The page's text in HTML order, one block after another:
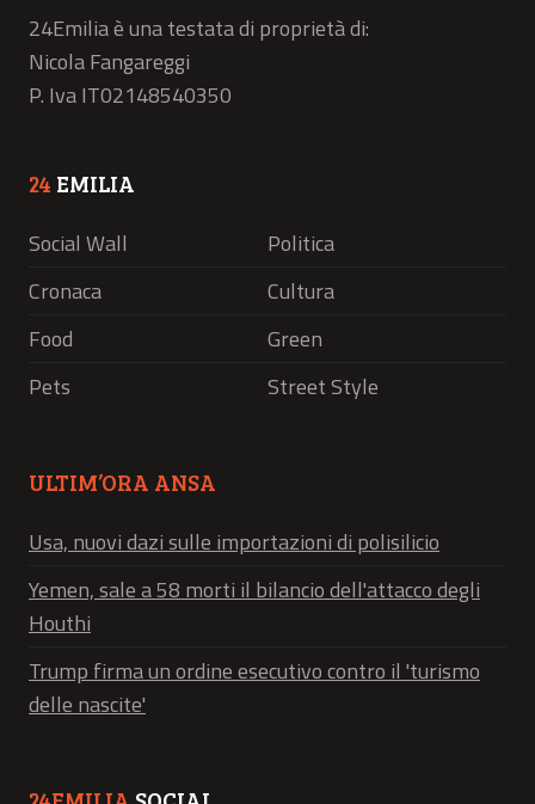
24Emilia è una testata di proprietà di:
Nicola Fangareggi
P. Iva IT02148540350
24 EMILIA
Social Wall
Politica
Cronaca
Cultura
Food
Green
Pets
Street Style
ULTIM’ORA ANSA
Usa, nuovi dazi sulle importazioni di polisilicio
Yemen, sale a 58 morti il bilancio dell'attacco degli
Houthi
Trump firma un ordine esecutivo contro il 'turismo
delle nascite'